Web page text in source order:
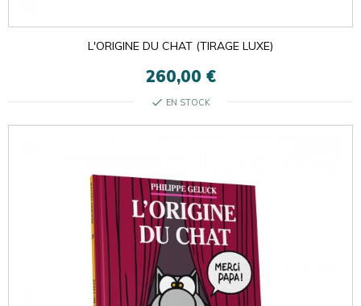
L'ORIGINE DU CHAT (TIRAGE LUXE)
260,00 €
check EN STOCK